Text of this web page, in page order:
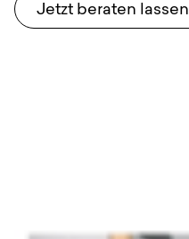
Jetzt beraten lassen